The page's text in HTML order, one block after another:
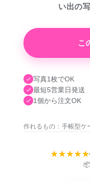
い出の
こ
写真1枚でOK
最短5営業日発送
1個から注文OK
作れるもの：手帳型ケ
★★★★★
📦